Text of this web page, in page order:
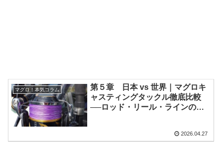
マグロ！本気コラム
第５章 日本 vs 世界｜マグロキ
ャスティングタックル徹底比較
──ロッド・リール・ラインの思
2026.04.27